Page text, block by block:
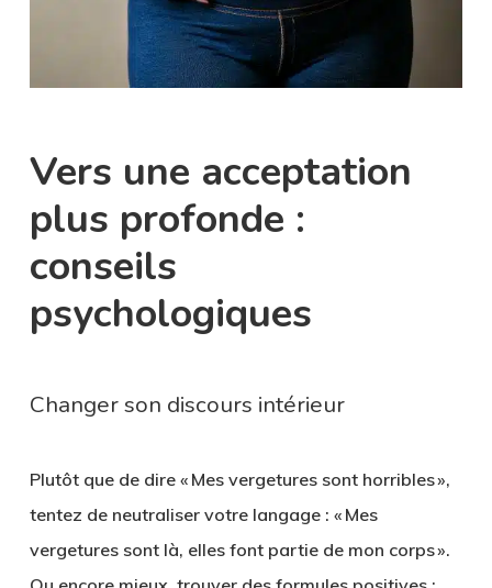
Vers une acceptation
plus profonde :
conseils
psychologiques
Changer son discours intérieur
Plutôt que de dire « Mes vergetures sont horribles »,
tentez de neutraliser votre langage : « Mes
vergetures sont là, elles font partie de mon corps ».